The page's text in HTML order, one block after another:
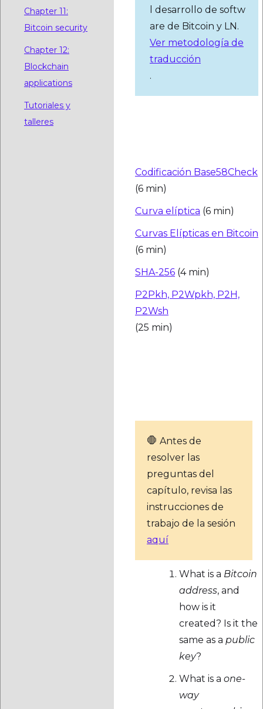
Chapter 11:
Bitcoin security
Chapter 12:
Blockchain
applications
Tutoriales y
talleres
l desarrollo de softw
are de Bitcoin y LN.
Ver metodología de
traducción
.
Codificación Base58Check
(6 min)
Curva elíptica (6 min)
Curvas Elípticas en Bitcoin
(6 min)
SHA-256 (4 min)
P2Pkh, P2Wpkh, P2H,
P2Wsh
(25 min)
🛑️ Antes de
resolver las
preguntas del
capítulo, revisa las
instrucciones de
trabajo de la sesión
aquí
What is a Bitcoin
address, and
how is it
created? Is it the
same as a public
key?
What is a one-
way